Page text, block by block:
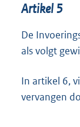
Artikel 5
De
als volgt
In artikel 6,
vervangen